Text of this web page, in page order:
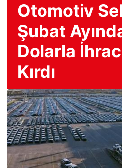
Otomotiv
Şubat
Dolarla
Kırdı